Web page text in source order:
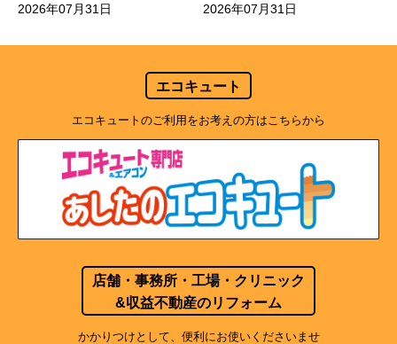
2026年07月31日 2026年07月31日
エコキュート
エコキュートのご利用をお考えの方はこちらから
店舗・事務所・工場・クリニック
&収益不動産のリフォーム
かかりつけとして、便利にお使いくださいませ